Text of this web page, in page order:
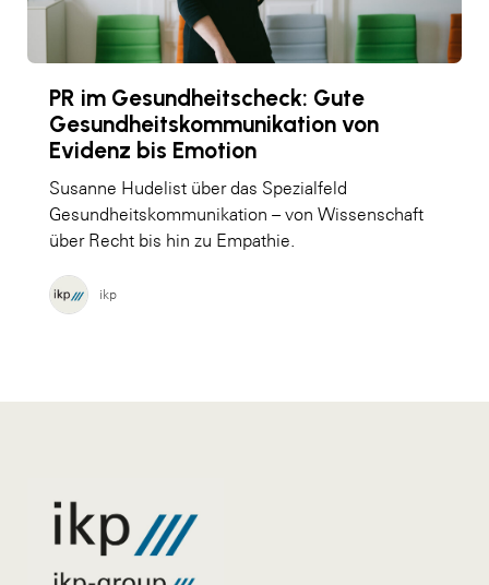
PR im Gesundheitscheck: Gute
Gesundheitskommunikation von
Evidenz bis Emotion
Susanne Hudelist über das Spezialfeld
Gesundheitskommunikation – von Wissenschaft
über Recht bis hin zu Empathie.
ikp